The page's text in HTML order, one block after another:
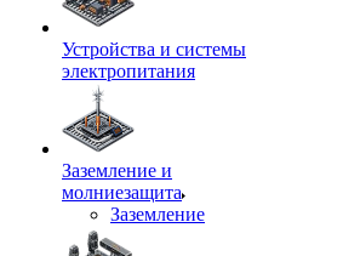
Устройства и системы
электропитания
Заземление и
молниезащита
Заземление